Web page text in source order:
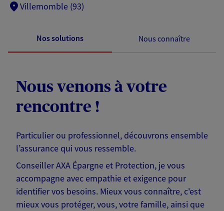
Villemomble (93)
Nos solutions Nous connaître
Nous venons à votre
rencontre !
Particulier ou professionnel, découvrons ensemble
l’assurance qui vous ressemble.
Conseiller AXA Épargne et Protection, je vous
accompagne avec empathie et exigence pour
identifier vos besoins. Mieux vous connaître, c'est
mieux vous protéger, vous, votre famille, ainsi que